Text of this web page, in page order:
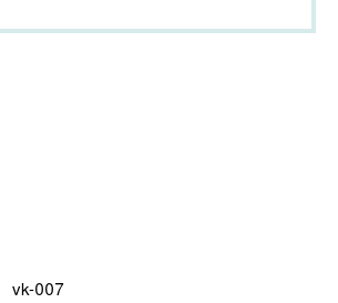
vk-007